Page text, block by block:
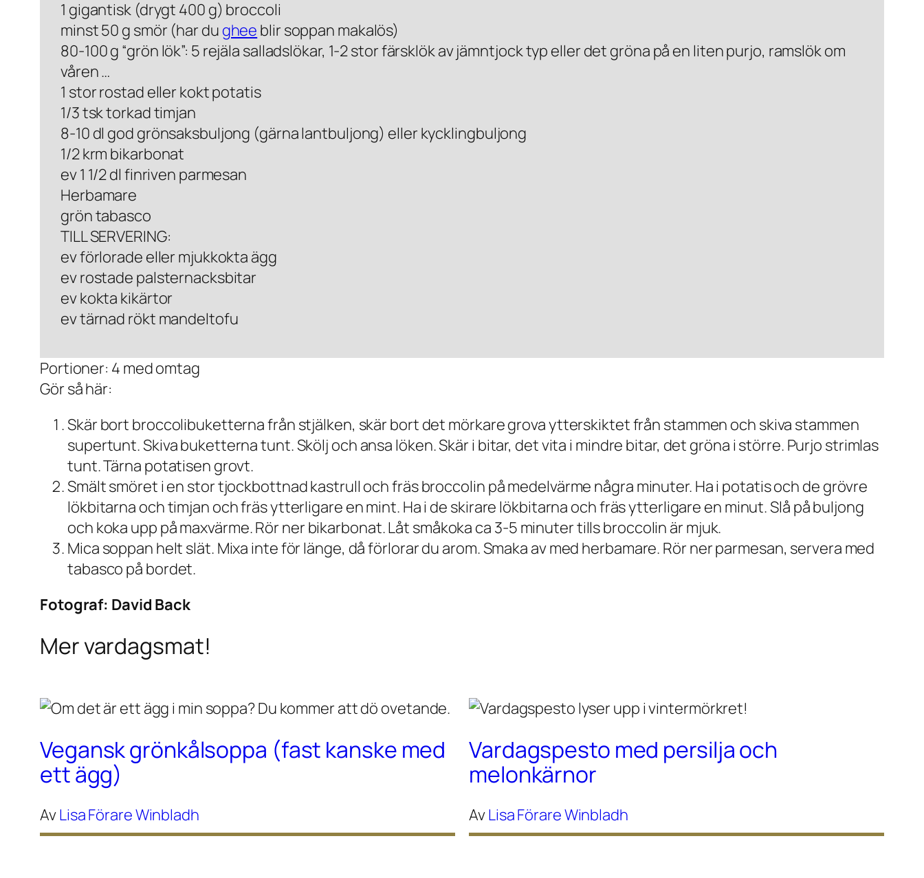
1 gigantisk (drygt 400 g) broccoli
minst 50 g smör (har du ghee blir soppan makalös)
80-100 g “grön lök”: 5 rejäla salladslökar, 1-2 stor färsklök av jämntjock typ eller det gröna på en liten purjo, ramslök om
våren …
1 stor rostad eller kokt potatis
1/3 tsk torkad timjan
8-10 dl god grönsaksbuljong (gärna lantbuljong) eller kycklingbuljong
1/2 krm bikarbonat
ev 1 1/2 dl finriven parmesan
Herbamare
grön tabasco
TILL SERVERING:
ev förlorade eller mjukkokta ägg
ev rostade palsternacksbitar
ev kokta kikärtor
ev tärnad rökt mandeltofu
Portioner: 4 med omtag
Gör så här:
Skär bort broccolibuketterna från stjälken, skär bort det mörkare grova ytterskiktet från stammen och skiva stammen
supertunt. Skiva buketterna tunt. Skölj och ansa löken. Skär i bitar, det vita i mindre bitar, det gröna i större. Purjo strimlas
tunt. Tärna potatisen grovt.
Smält smöret i en stor tjockbottnad kastrull och fräs broccolin på medelvärme några minuter. Ha i potatis och de grövre
lökbitarna och timjan och fräs ytterligare en mint. Ha i de skirare lökbitarna och fräs ytterligare en minut. Slå på buljong
och koka upp på maxvärme. Rör ner bikarbonat. Låt småkoka ca 3-5 minuter tills broccolin är mjuk.
Mica soppan helt slät. Mixa inte för länge, då förlorar du arom. Smaka av med herbamare. Rör ner parmesan, servera med
tabasco på bordet.
Fotograf: David Back
Mer vardagsmat!
Vegansk grönkålsoppa (fast kanske med
ett ägg)
AvLisa Förare Winbladh
Vardagspesto med persilja och
melonkärnor
AvLisa Förare Winbladh